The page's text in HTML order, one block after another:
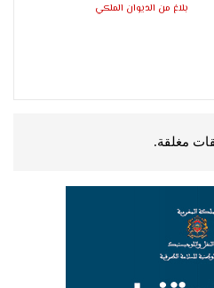
بلاغ من الديوان الملكي
مغلقة.